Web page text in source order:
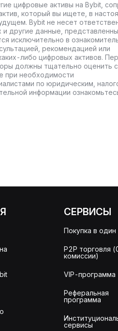
цифровые активы на Bybit,
который вы ищете, в
Bybit не несет
другие данные,
исключительно в
рекомендацией или
либо цифровых активов.
должны тщательно оценить
при необходимости
по юридическим,
информации
СЕРВИСЫ
Покупка в один
P2P торговля
комиссии)
VIP-программа
Реферальная
программа
сервисы